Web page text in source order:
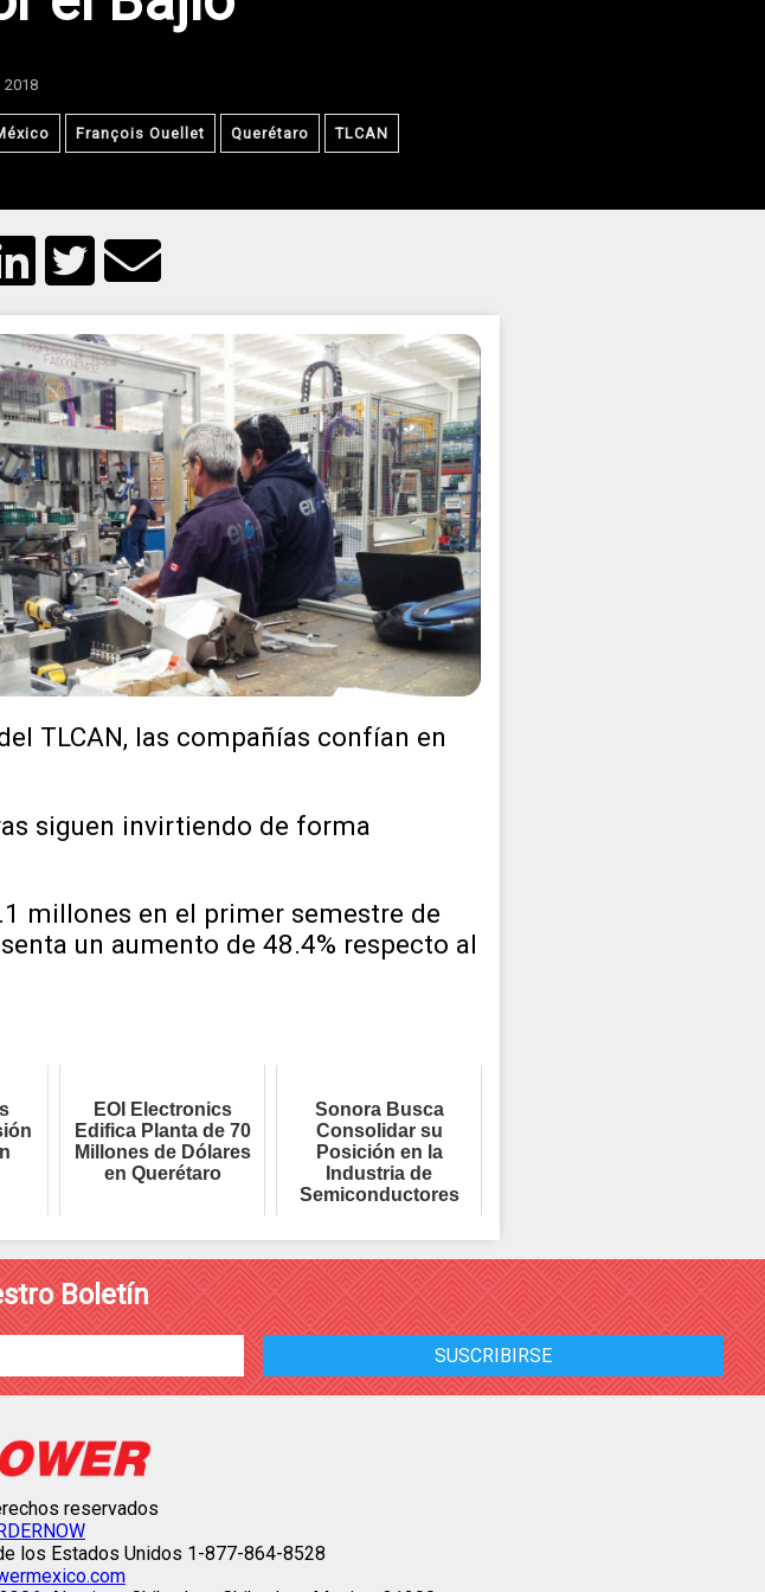
2018
François Ouellet Querétaro TLCAN
TLCAN, las compañías confían en
siguen invirtiendo de forma
millones en el primer semestre de
un aumento de 48.4% respecto al
EOI Electronics
Edifica Planta de 70
Millones de Dólares
en Querétaro
Sonora Busca
Consolidar su
Posición en la
Industria de
Semiconductores
Boletín
reservados
los Estados Unidos 1-877-864-8528